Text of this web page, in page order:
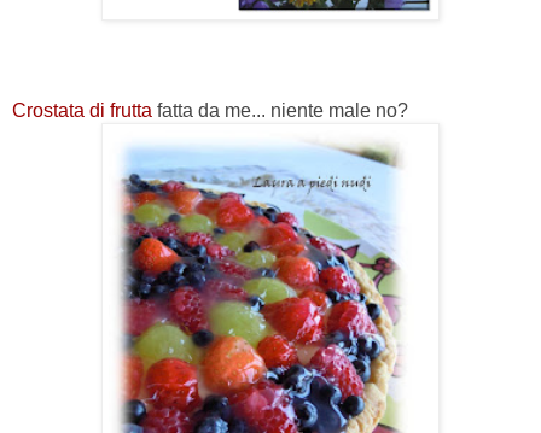
Crostata di frutta fatta da me... niente male no?